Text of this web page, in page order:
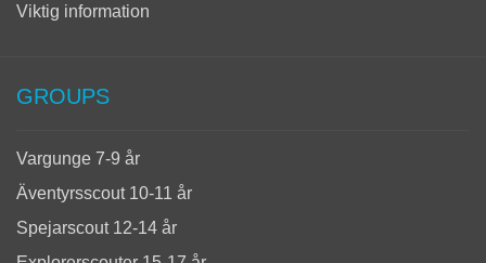
Viktig information
GROUPS
Vargunge 7-9 år
Äventyrsscout 10-11 år
Spejarscout 12-14 år